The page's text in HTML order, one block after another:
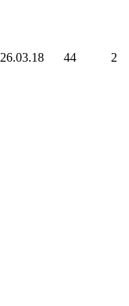
26.03.18 44 2